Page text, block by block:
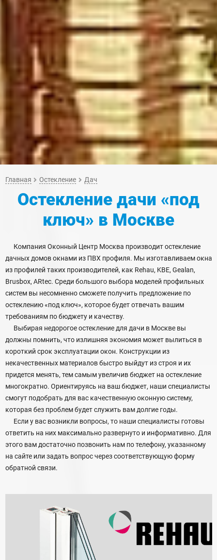
Главная Остекление Дач
Остекление дачи «под
ключ» в Москве
Компания Оконный Центр Москва производит остекление
дачных домов окнами из ПВХ профиля. Мы изготавливаем окна
из профилей таких производителей, как Rehau, KBE, Gealan,
Brusbox, ARtec. Среди большого выбора моделей профильных
систем вы несомненно сможете получить предложение по
остеклению «под ключ», которое будет отвечать вашим
требованиям по бюджету и качеству.
Выбирая недорогое остекление для дачи в Москве вы
должны помнить, что излишняя экономия может вылиться в
короткий срок эксплуатации окон. Конструкции из
некачественных материалов быстро выйдут из строя и их
придется менять, тем самым увеличив бюджет на остекление
многократно. Ориентируясь на ваш бюджет, наши специалисты
смогут подобрать для вас качественную оконную систему,
которая без проблем будет служить вам долгие годы.
Если у вас возникли вопросы, то наши специалисты готовы
ответить на них максимально развернуто и информативно. Для
этого вам достаточно позвонить нам по телефону, указанному
на сайте или задать вопрос через соответствующую форму
обратной связи.